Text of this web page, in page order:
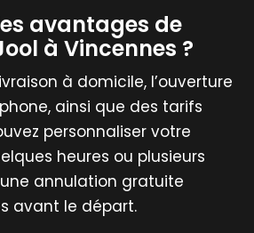
avantages de
à Vincennes ?
à domicile, l’ouverture
ainsi que des tarifs
personnaliser votre
heures ou plusieurs
annulation gratuite
avant le départ.